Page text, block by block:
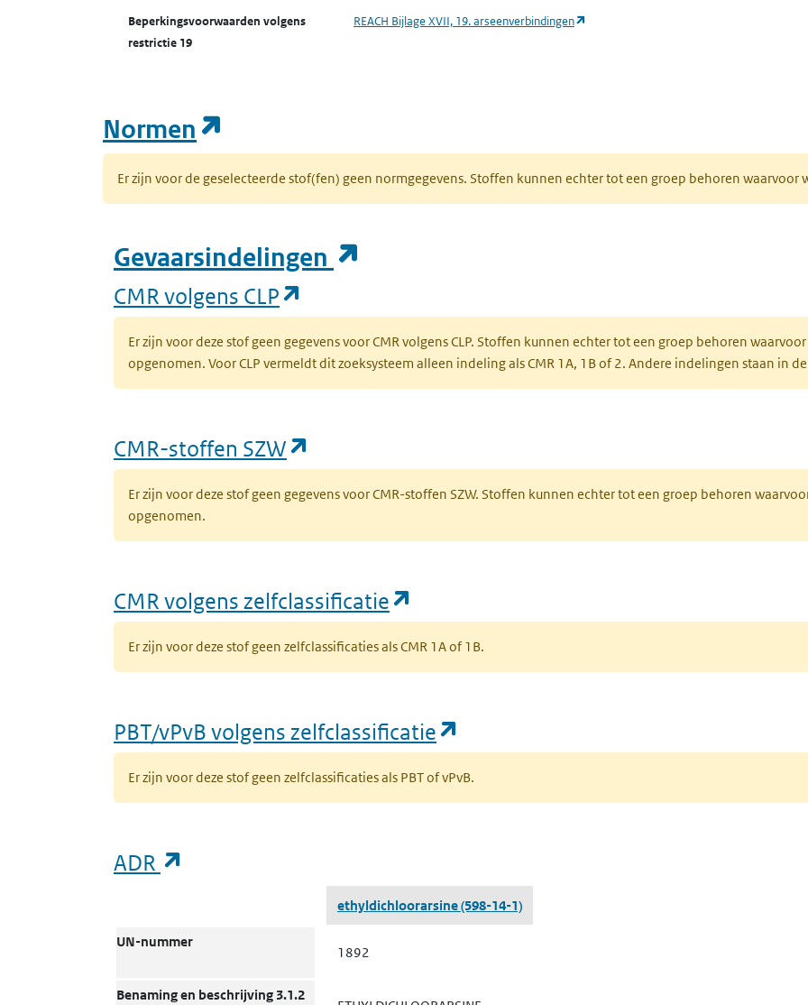
Beperkingsvoorwaarden volgens
restrictie 19
REACH Bijlage XVII, 19. arseenverbindingen
Normen
Er zijn voor de geselecteerde stof(fen) geen normgegevens. Stoffen kunnen echter tot een groep behoren waarvoor
Gevaarsindelingen
CMR volgens CLP
Er zijn voor deze stof geen gegevens voor CMR volgens CLP. Stoffen kunnen echter tot een groep behoren
opgenomen. Voor CLP vermeldt dit zoeksysteem alleen indeling als CMR 1A, 1B of 2. Andere indelingen staan in
CMR-stoffen SZW
Er zijn voor deze stof geen gegevens voor CMR-stoffen SZW. Stoffen kunnen echter tot een groep behoren
opgenomen.
CMR volgens zelfclassificatie
Er zijn voor deze stof geen zelfclassificaties als CMR 1A of 1B.
PBT/vPvB volgens zelfclassificatie
Er zijn voor deze stof geen zelfclassificaties als PBT of vPvB.
ADR
ethyldichloorarsine(598-14-1)
UN-nummer
1892
Benaming en beschrijving 3.1.2